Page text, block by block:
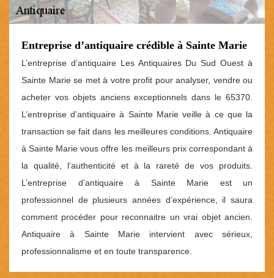
Entreprise d’antiquaire crédible à Sainte Marie
L’entreprise d’antiquaire Les Antiquaires Du Sud Ouest à
Sainte Marie se met à votre profit pour analyser, vendre ou
acheter vos objets anciens exceptionnels dans le 65370.
L’entreprise d’antiquaire à Sainte Marie veille à ce que la
transaction se fait dans les meilleures conditions. Antiquaire
à Sainte Marie vous offre les meilleurs prix correspondant à
la qualité, l’authenticité et à la rareté de vos produits.
L’entreprise d’antiquaire à Sainte Marie est un
professionnel de plusieurs années d’expérience, il saura
comment procéder pour reconnaitre un vrai objet ancien.
Antiquaire à Sainte Marie intervient avec sérieux,
professionnalisme et en toute transparence.